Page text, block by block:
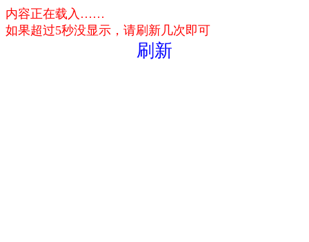
内容正在载入……
如果超过5秒没显示，请刷新几次即可
刷新